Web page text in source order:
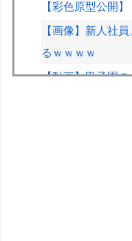
【彩色原型公開】
【画像】新人社
るｗｗｗｗ
【動画】甲子園